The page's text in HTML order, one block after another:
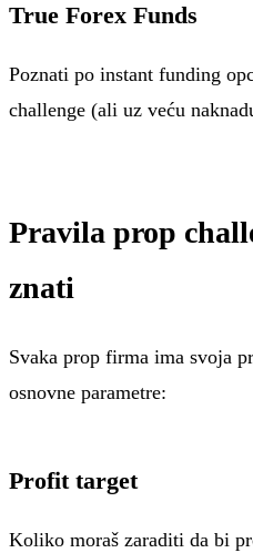
True Forex Funds
Poznati po instant funding
challenge (ali uz veću
Pravila prop
znati
Svaka prop firma ima svoja
osnovne parametre:
Profit target
Koliko moraš zaraditi da bi